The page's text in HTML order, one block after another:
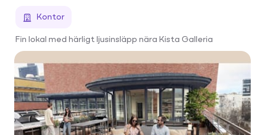
Kontor
Fin lokal med härligt ljusinsläpp nära Kista Galleria